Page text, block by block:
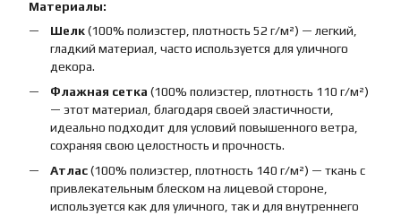
Материалы:
Шелк(100% полиэстер, плотность 52 г/м²) — легкий,
гладкий материал, часто используется для уличного
декора.
Флажная сетка (100% полиэстер, плотность 110 г/м²)
— этот материал, благодаря своей эластичности,
идеально подходит для условий повышенного ветра,
сохраняя свою целостность и прочность.
Атлас(100% полиэстер, плотность 140 г/м²) — ткань с
привлекательным блеском на лицевой стороне,
используется как для уличного, так и для внутреннего